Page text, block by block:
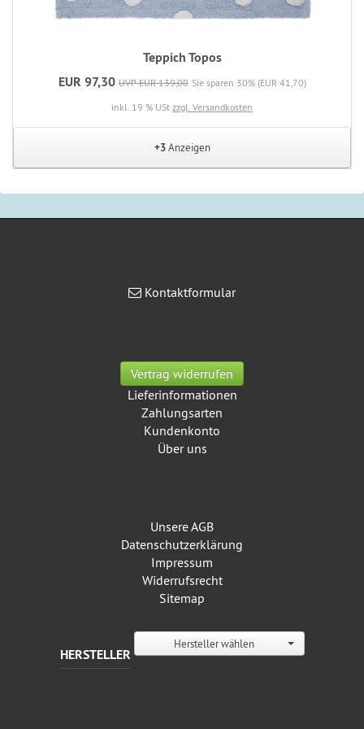
Teppich Topos
EUR 97,30 UVP EUR 139,00 Sie sparen 30% (EUR 41,70)
inkl. 19 % USt zzgl. Versandkosten
+3Anzeigen
Kontaktformular
Vertrag widerrufen
Lieferinformationen
Zahlungsarten
Kundenkonto
Über uns
Unsere AGB
Datenschutz­erklärung
Impressum
Widerrufsrecht
Sitemap
HERSTELLER
Hersteller wählen